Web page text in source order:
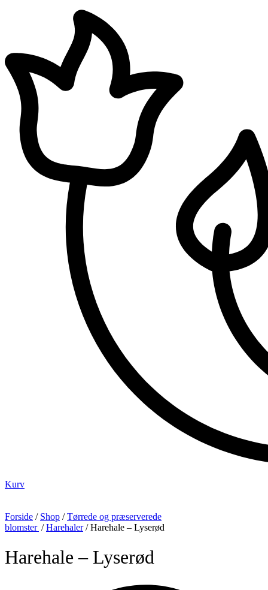
Kurv
Forside / Shop /Tørrede og præserverede
blomster /Harehaler/ Harehale – Lyserød
Harehale – Lyserød